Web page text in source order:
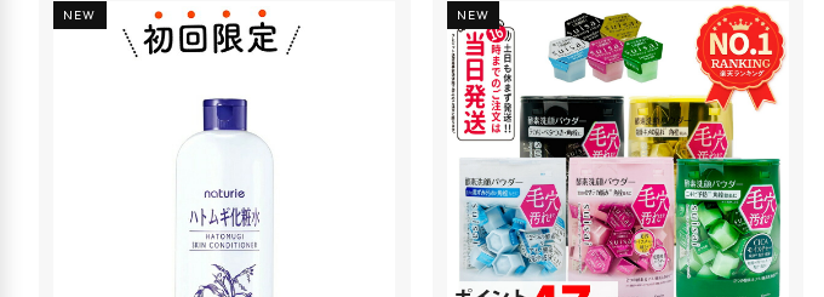
NEW NEW